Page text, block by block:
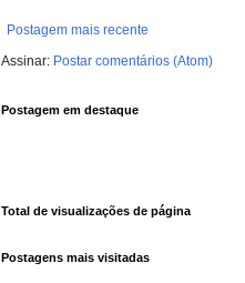
Postagem mais recente
Assinar: Postar comentários (Atom)
Postagem em destaque
Total de visualizações de página
Postagens mais visitadas